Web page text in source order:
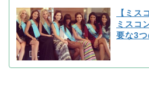
【ミス
ミスコ
要な3